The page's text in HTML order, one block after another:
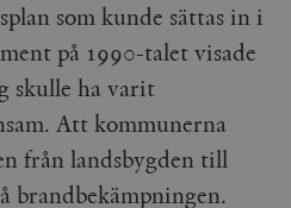
som kunde sättas in i
på 1990-talet visade
skulle ha varit
Att kommunerna
från landsbygden till
brandbekämpningen.